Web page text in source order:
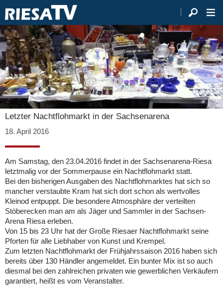
Letzter Nachtflohmarkt in der Sachsenarena
18. April 2016
Am Samstag, den 23.04.2016 findet in der Sachsenarena-Riesa
letztmalig vor der Sommerpause ein Nachtflohmarkt statt.
Bei den bisherigen Ausgaben des Nachtflohmarktes hat sich so
mancher verstaubte Kram hat sich dort schon als wertvolles
Kleinod entpuppt. Die besondere Atmosphäre der verteilten
Stöberecken man am als Jäger und Sammler in der Sachsen-
Arena Riesa erleben.
Von 15 bis 23 Uhr hat der Große Riesaer Nachtflohmarkt seine
Pforten für alle Liebhaber von Kunst und Krempel.
Zum letzten Nachtflohmarkt der Frühjahrssaison 2016 haben sich
bereits über 130 Händler angemeldet. Ein bunter Mix ist so auch
diesmal bei den zahlreichen privaten wie gewerblichen Verkäufern
garantiert, heißt es vom Veranstalter.